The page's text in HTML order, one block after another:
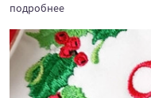
подробнее